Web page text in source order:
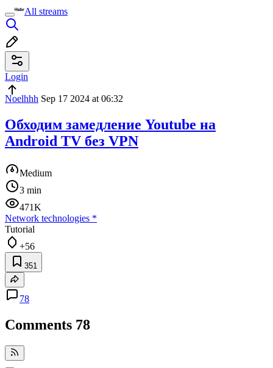
All streams
Login
Noelhhh Sep 17 2024 at 06:32
Обходим замедление Youtube на
Android TV без VPN
Medium
3 min
471K
Network technologies *
Tutorial
+56
351
78
Comments 78